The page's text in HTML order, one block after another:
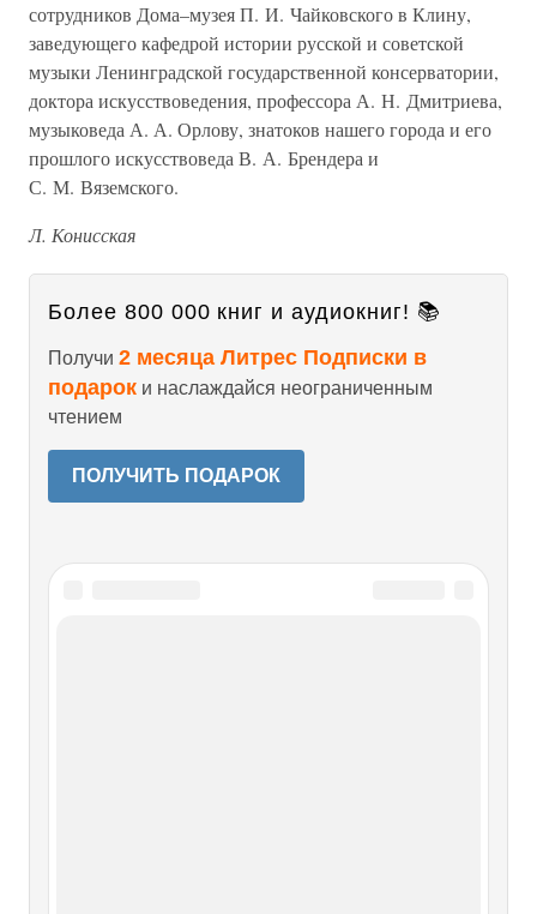
сотрудников Дома–музея П. И. Чайковского в Клину,
заведующего кафедрой истории русской и советской
музыки Ленинградской государственной консерватории,
доктора искусствоведения, профессора А. Н. Дмитриева,
музыковеда А. А. Орлову, знатоков нашего города и его
прошлого искусствоведа В. А. Брендера и
С. М. Вяземского.
Л. Конисская
Более 800 000 книг и аудиокниг! 📚
Получи 2 месяца Литрес Подписки в
подарок и наслаждайся неограниченным
чтением
ПОЛУЧИТЬ ПОДАРОК